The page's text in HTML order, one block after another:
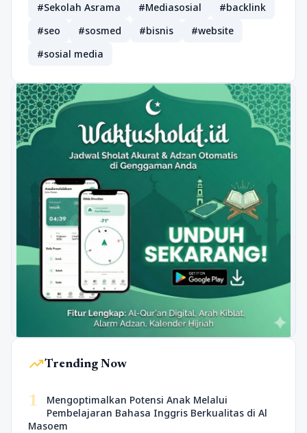
#Sekolah Asrama
#Mediasosial
#backlink
#seo
#sosmed #bisnis
#website
#sosial media
trending_upTrending Now
1
Mengoptimalkan Potensi Anak Melalui
Pembelajaran Bahasa Inggris Berkualitas di Al
Masoem